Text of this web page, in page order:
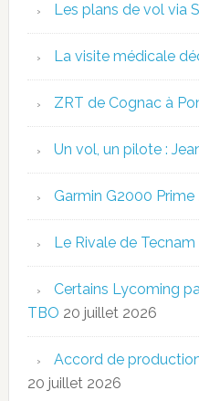
Les plans de vol via
La visite médicale
ZRT de Cognac à
Un vol, un pilote :
Garmin G2000 Prime
Le Rivale de Tecnam
Certains Lycoming
TBO 20 juillet 2026
Accord de
20 juillet 2026